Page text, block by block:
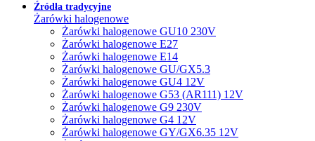
Źródła tradycyjne
Żarówki halogenowe
Żarówki halogenowe GU10 230V
Żarówki halogenowe E27
Żarówki halogenowe E14
Żarówki halogenowe GU/GX5.3
Żarówki halogenowe GU4 12V
Żarówki halogenowe G53 (AR111) 12V
Żarówki halogenowe G9 230V
Żarówki halogenowe G4 12V
Żarówki halogenowe GY/GX6.35 12V